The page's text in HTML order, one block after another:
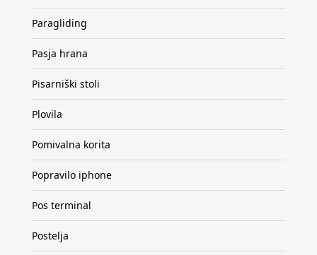
Paragliding
Pasja hrana
Pisarniški stoli
Plovila
Pomivalna korita
Popravilo iphone
Pos terminal
Postelja